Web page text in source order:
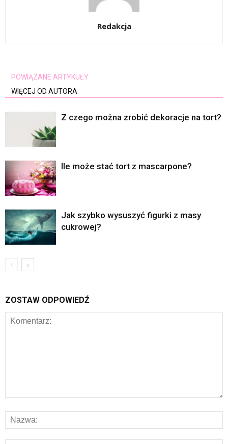
Redakcja
POWIĄZANE ARTYKUŁY
WIĘCEJ OD AUTORA
Z czego można zrobić dekoracje na tort?
Ile może stać tort z mascarpone?
Jak szybko wysuszyć figurki z masy
cukrowej?
ZOSTAW ODPOWIEDŹ